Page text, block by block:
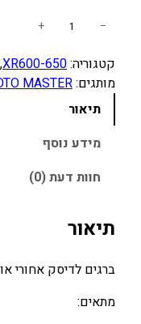
ו
ת
ל
ם
ד
ס
ק
−
+
קטגוריה:XR600-650
,
מותגים:MASTER
תיאור
מידע נוסף
חוות דעת (0)
תיאור
ברגים לדיסק אחורי
מתאים: